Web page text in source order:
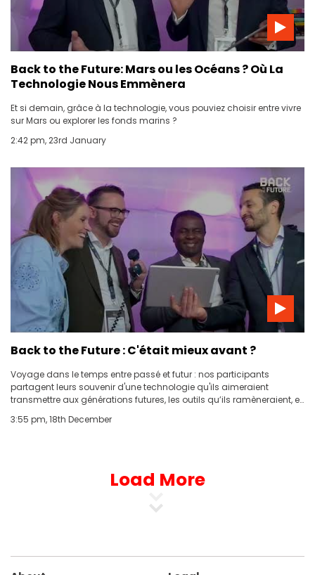
Back to the Future: Mars ou les Océans ? Où La
Technologie Nous Emmènera
Et si demain, grâce à la technologie, vous pouviez choisir entre vivre
sur Mars ou explorer les fonds marins ?
2:42 pm, 23rd January
Back to the Future : C'était mieux avant ?
Voyage dans le temps entre passé et futur : nos participants
partagent leurs souvenir d'une technologie qu'ils aimeraient
transmettre aux générations futures, les outils qu’ils ramèneraient, et
vous de leurs réflexions pour imaginer votre propre futur !
3:55 pm, 18th December
Load More